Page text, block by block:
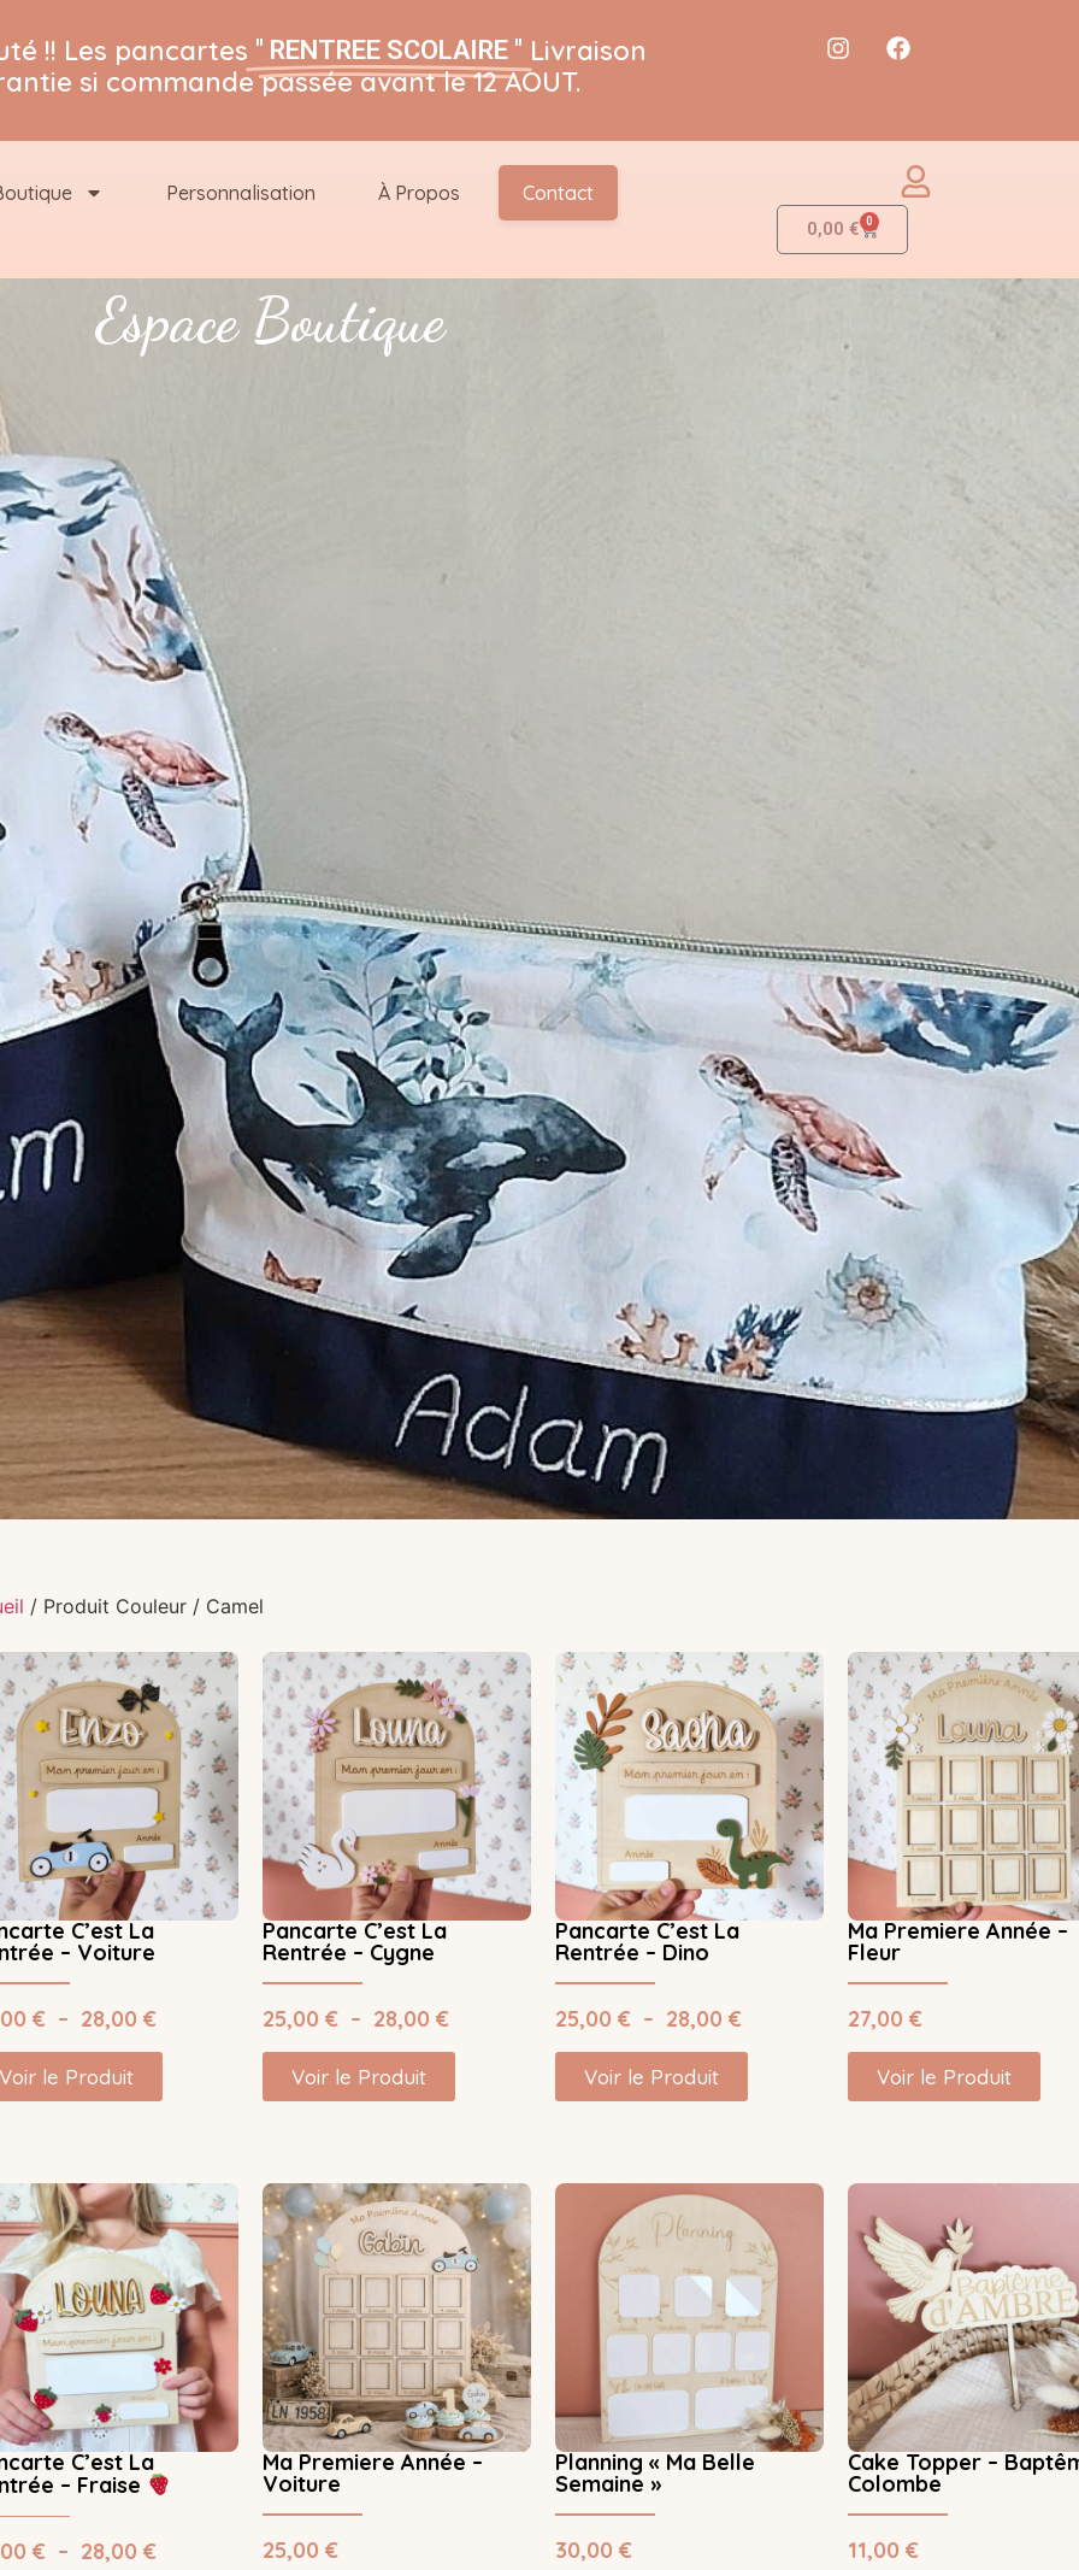
!! Les pancartes " RENTREE SCOLAIRE " Livraison
si commande passée avant le 12 AOUT.
Personnalisation À Propos Contact
0,00€ 0
Espace Boutique
/ Produit Couleur / Camel
C’est La
– Voiture
€ – 28,00€
Voir le Produit
Pancarte C’est La
Rentrée – Cygne
25,00€ – 28,00€
Voir le Produit
Pancarte C’est La
Rentrée – Dino
25,00€ – 28,00€
Voir le Produit
Ma Premiere Année –
Fleur
27,00€
Voir le Produit
C’est La
– Fraise
€ – 28,00€
Ma Premiere Année –
Voiture
25,00€
Planning « Ma Belle
Semaine »
30,00€
Cake Topper –
Colombe
11,00€